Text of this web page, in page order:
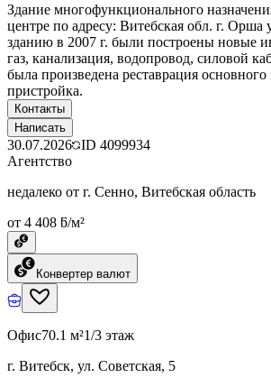
Здание многофункционального
центре по адресу: Витебская обл. г. Орша
зданию в 2007 г. были построены новые
газ, канализация, водопровод, силовой
была произведена реставрация основного
пристройка.
Контакты
Написать
30.07.2026 ID 4099934
Агентство
недалеко от г. Сенно, Витебская область
от 4 408 ƃ/м²
Конвертер валют
Офис70.1 м²1/3 этаж
г. Витебск, ул. Советская, 5